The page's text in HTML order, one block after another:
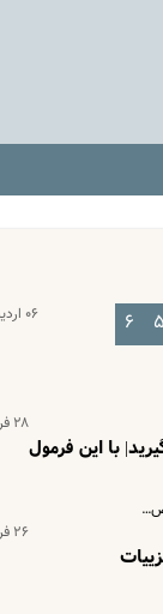
۰۶ اردیبهشت ۱۴۰۳
۲۸ فروردین ۱۴۰۳
300 میلیونی بدون ضامن بگیرید| با این فرمول
۲۶ فروردین ۱۴۰۳
۵ ۶